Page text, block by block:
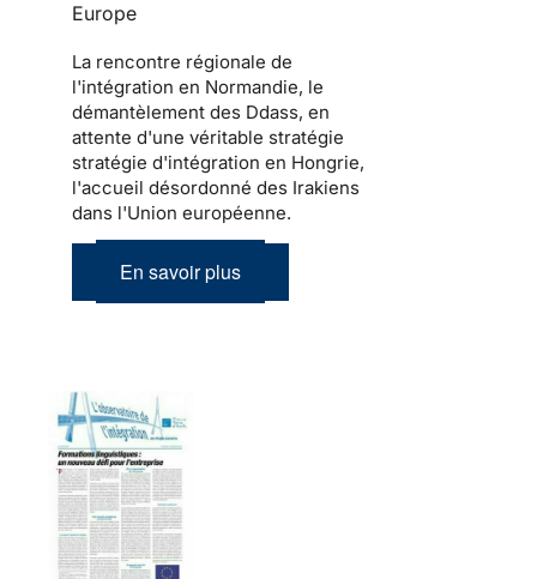
Europe
La rencontre régionale de
l'intégration en Normandie, le
démantèlement des Ddass, en
attente d'une véritable stratégie
stratégie d'intégration en Hongrie,
l'accueil désordonné des Irakiens
dans l'Union européenne.
En savoir plus